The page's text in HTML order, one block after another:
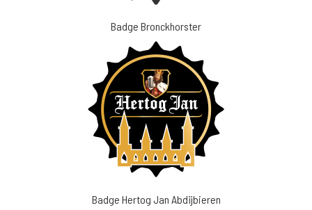
Badge Bronckhorster
Badge Hertog Jan Abdijbieren